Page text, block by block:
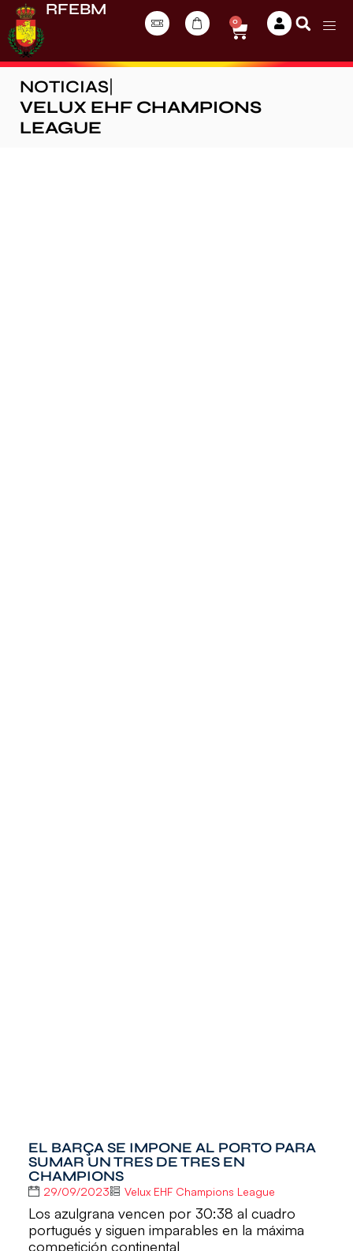
RFEBM
0
NOTICIAS
VELUX EHF CHAMPIONS
LEAGUE
EL BARÇA SE IMPONE AL PORTO PARA
SUMAR UN TRES DE TRES EN
CHAMPIONS
29/09/2023 Velux EHF Champions League
Los azulgrana vencen por 30:38 al cuadro
portugués y siguen imparables en la máxima
competición continental